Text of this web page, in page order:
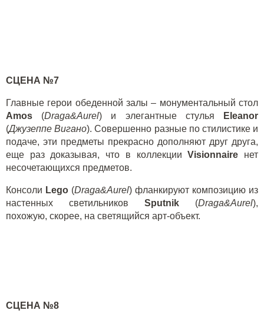
СЦЕНА №7
Главные герои обеденной залы – монументальный стол
Amos (Draga&Aurel) и элегантные стулья
Eleanor
(Джузеппе Вигано). Совершенно разные по стилистике и
подаче, эти предметы прекрасно дополняют друг друга,
еще раз доказывая, что в коллекцииVisionnaire
нет
несочетающихся предметов.
Консоли Lego (Draga&Aurel) фланкируют композицию из
настенных светильников Sputnik (Draga&Aurel),
похожую, скорее, на светящийся арт-объект.
СЦЕНА №8